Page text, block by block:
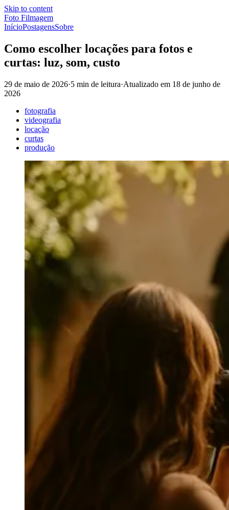
Skip to content
Foto Filmagem
InícioPostagensSobre
Como escolher locações para fotos e
curtas: luz, som, custo
29 de maio de 2026·5 min de leitura·Atualizado em 18 de junho de
2026
fotografia
videografia
locação
curtas
produção